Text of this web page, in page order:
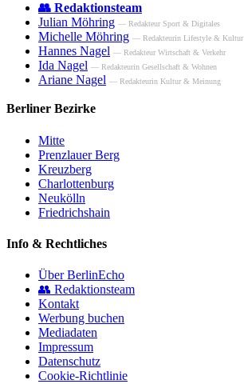
👥 Redaktionsteam
Julian Möhring — Redakteur Sport & Digitales
Michelle Möhring — Redakteurin Lifestyle & Kultur
Hannes Nagel — Redakteur Wirtschaft & Verkehr
Ida Nagel — Redakteurin Gesellschaft & Wohnen
Ariane Nagel — Redakteurin Kultur & Meinung
Berliner Bezirke
Mitte
Prenzlauer Berg
Kreuzberg
Charlottenburg
Neukölln
Friedrichshain
Info & Rechtliches
Über BerlinEcho
👥 Redaktionsteam
Kontakt
Werbung buchen
Mediadaten
Impressum
Datenschutz
Cookie-Richtlinie